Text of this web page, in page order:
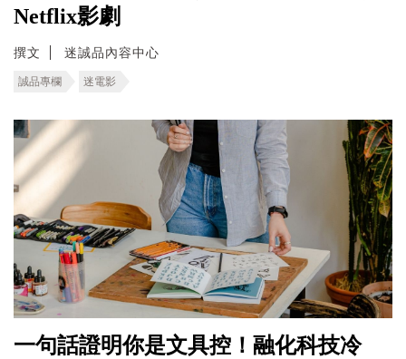
Netflix影劇
撰文 迷誠品內容中心
誠品專欄 迷電影
一句話證明你是文具控！融化科技冷